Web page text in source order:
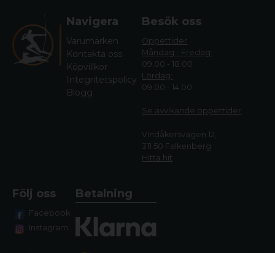
Navigera
Varumärken
Kontakta oss
Köpvillkor
Integritetspolicy
Blogg
Besök oss
Öppettider
Måndag - Fredag:
09.00 - 18.00
Lördag:
09.00 - 14.00
Se avvikande öppettider
Vindåkersvägen 12,
311 50 Falkenberg
Hitta hit
Följ oss
Facebook
Instagram
Betalning